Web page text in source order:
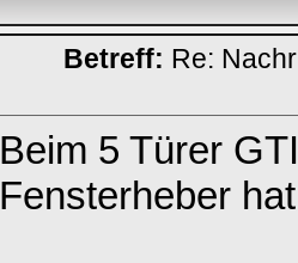
Betreff: Re:
Beim 5 Türer
Fensterheber